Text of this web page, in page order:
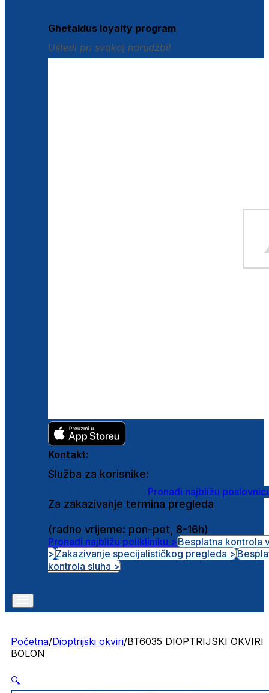
Ghetaldus loyalty program
Uštedi pri svakoj narudžbi!
Kontakt:
Služba za korisnike:
Pronađi najbližu
Za zakazivanje termina pregleda
(radno vrijeme: pon-pet, 8-16h)
Pronađi najbližu polikliniku >Besplatna kontrola
>Zakazivanje specijalističkog pregleda >
kontrola sluha >
Početna/Dioptrijski okviri/BT6035 DIOPTRIJSKI OKVIRI
BOLON
🔍